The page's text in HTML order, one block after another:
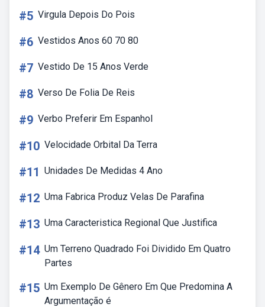
#5 Virgula Depois Do Pois
#6 Vestidos Anos 60 70 80
#7 Vestido De 15 Anos Verde
#8 Verso De Folia De Reis
#9 Verbo Preferir Em Espanhol
#10 Velocidade Orbital Da Terra
#11 Unidades De Medidas 4 Ano
#12 Uma Fabrica Produz Velas De Parafina
#13 Uma Caracteristica Regional Que Justifica
#14 Um Terreno Quadrado Foi Dividido Em Quatro
Partes
#15 Um Exemplo De Gênero Em Que Predomina A
Argumentação é